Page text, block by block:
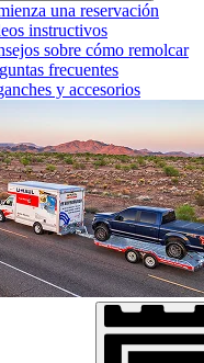
una reservación
instructivos
sobre cómo remolcar
frecuentes
y accesorios